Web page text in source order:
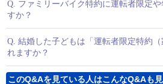
Q. ファミリーバイク特約に運転者限定
すか？
Q. 結婚した子どもは「運転者限定特約
れますか？
このQ&Aを見ている人はこんなQ&Aも